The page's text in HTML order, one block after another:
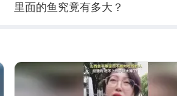
里面的鱼究竟有多大？